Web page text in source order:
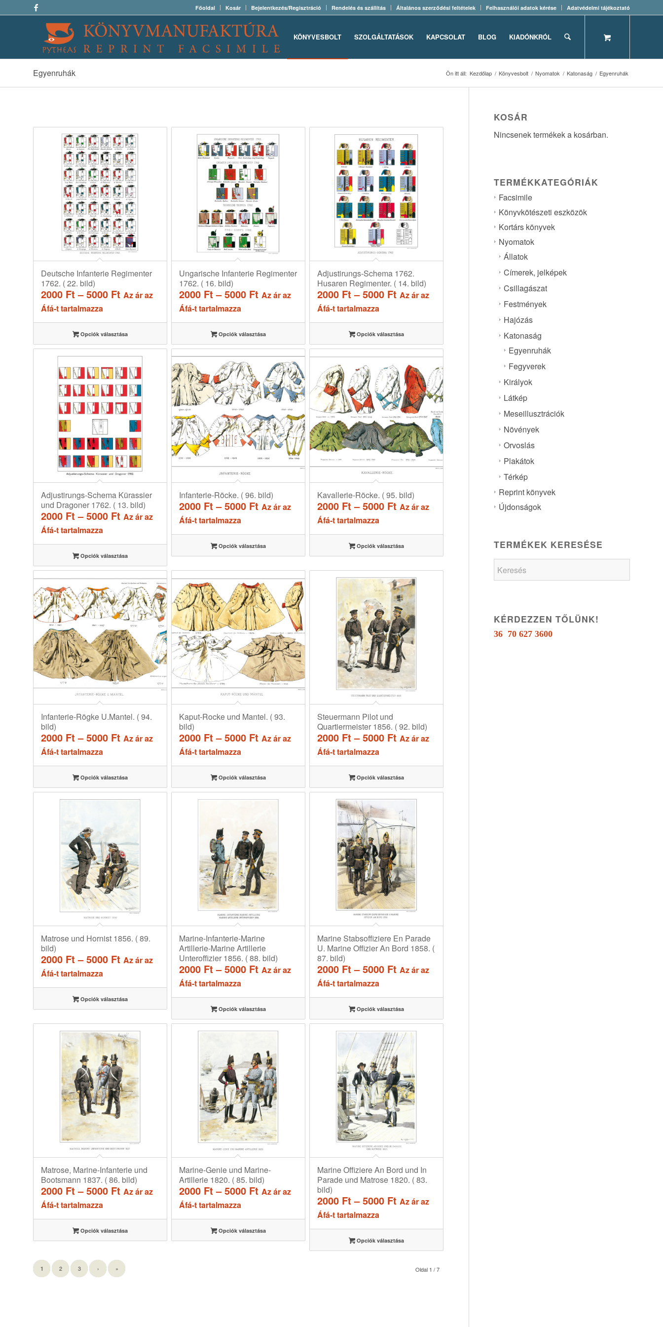
Főoldal Kosár Bejelentkezés/Regisztráció Rendelés és szállítás Általános szerződési feltételek Felhasználói adatok kérése Adatvédelmi tájékoztató
KÖNYVESBOLT SZOLGÁLTATÁSOK KAPCSOLAT BLOG KIADÓNKRÓL
Egyenruhák Ön itt áll: Kezdőlap / Könyvesbolt / Nyomatok / Katonaság / Egyenruhák
Deutsche Infanterie Regimenter
1762. ( 22. bild)
2000 Ft – 5000 Ft Ártartomány:
5000 Ft
Az ár az
Áfá-t tartalmazza
Opciók választása
Ungarische Infanterie Regimenter
1762. ( 16. bild)
2000 Ft – 5000 FtÁrtartomány:
5000 Ft
Az ár az
Áfá-t tartalmazza
Opciók választása
Adjustirungs-Schema 1762.
Husaren Regimenter. ( 14. bild)
2000 Ft – 5000 FtÁrtartomány:
5000 Ft
Az ár az
Áfá-t tartalmazza
Opciók választása
Adjustirungs-Schema Kürassier
und Dragoner 1762. ( 13. bild)
2000 Ft – 5000 Ft Ártartomány:
5000 Ft
Az ár az
Áfá-t tartalmazza
Opciók választása
Infanterie-Röcke. ( 96. bild)
2000 Ft – 5000 FtÁrtartomány:
5000 Ft
Az ár az
Áfá-t tartalmazza
Opciók választása
Kavallerie-Röcke. ( 95. bild)
2000 Ft – 5000 FtÁrtartomány:
5000 Ft
Az ár az
Áfá-t tartalmazza
Opciók választása
Infanterie-Rögke U.Mantel. ( 94.
bild)
2000 Ft – 5000 Ft Ártartomány:
5000 Ft
Az ár az
Áfá-t tartalmazza
Opciók választása
Kaput-Rocke und Mantel. ( 93.
bild)
2000 Ft – 5000 FtÁrtartomány:
5000 Ft
Az ár az
Áfá-t tartalmazza
Opciók választása
Steuermann Pilot und
Quartiermeister 1856. ( 92. bild)
2000 Ft – 5000 FtÁrtartomány:
5000 Ft
Az ár az
Áfá-t tartalmazza
Opciók választása
Matrose und Hornist 1856. ( 89.
bild)
2000 Ft – 5000 Ft Ártartomány:
5000 Ft
Az ár az
Áfá-t tartalmazza
Opciók választása
Marine-Infanterie-Marine
Artillerie-Marine Artillerie
Unteroffizier 1856. ( 88. bild)
2000 Ft – 5000 FtÁrtartomány:
5000 Ft
Az ár az
Áfá-t tartalmazza
Opciók választása
Marine Stabsoffiziere En Parade
U. Marine Offizier An Bord 1858. (
87. bild)
2000 Ft – 5000 FtÁrtartomány:
5000 Ft
Az ár az
Áfá-t tartalmazza
Opciók választása
Matrose, Marine-Infanterie und
Bootsmann 1837. ( 86. bild)
2000 Ft – 5000 Ft Ártartomány:
5000 Ft
Az ár az
Áfá-t tartalmazza
Opciók választása
Marine-Genie und Marine-
Artillerie 1820. ( 85. bild)
2000 Ft – 5000 FtÁrtartomány:
5000 Ft
Az ár az
Áfá-t tartalmazza
Opciók választása
Marine Offiziere An Bord und In
Parade und Matrose 1820. ( 83.
bild)
2000 Ft – 5000 FtÁrtartomány:
5000 Ft
Az ár az
Áfá-t tartalmazza
Opciók választása
Oldal 1 / 7
1 2 3 › »
KOSÁR
Nincsenek termékek a kosárban.
TERMÉKKATEGÓRIÁK
Facsimile
Könyvkötészeti eszközök
Kortárs könyvek
Nyomatok
Állatok
Címerek, jelképek
Csillagászat
Festmények
Hajózás
Katonaság
Egyenruhák
Fegyverek
Királyok
Látkép
Meseillusztrációk
Növények
Orvoslás
Plakátok
Térkép
Reprint könyvek
Újdonságok
TERMÉKEK KERESÉSE
KÉRDEZZEN TŐLÜNK!
36 70 627 3600